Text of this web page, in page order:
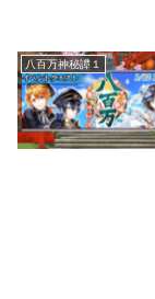
八百万神秘譚１